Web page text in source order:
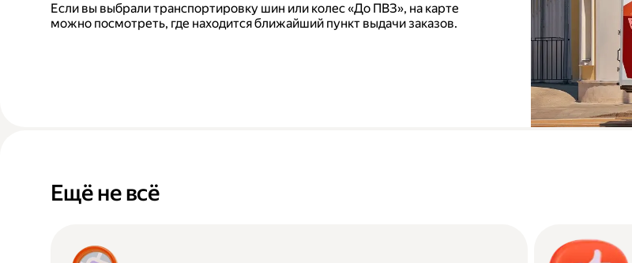
Если вы выбрали транспортировку шин или колес «До ПВЗ», на карте
можно посмотреть, где находится ближайший пункт выдачи заказов.
Ещё не всё